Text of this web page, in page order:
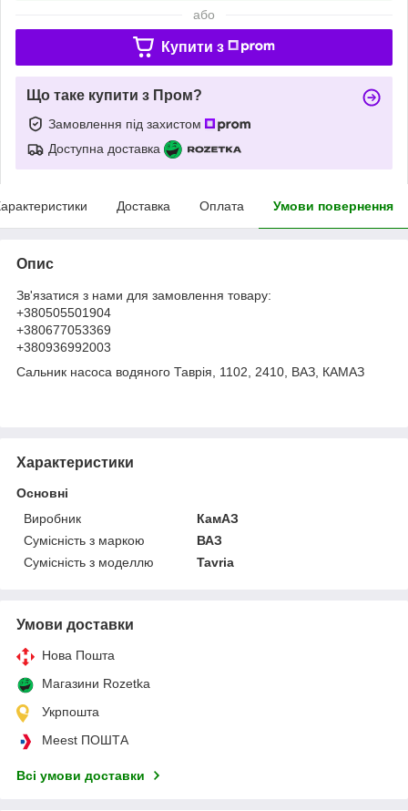
або
Купити з
Що таке купити з Пром?
Замовлення під захистом
Доступна доставка
Доставка Оплата Умови повернення
Опис
Зв'язатися з нами для замовлення товару:
+380505501904
+380677053369
+380936992003
Сальник насоса водяного Таврія, 1102, 2410, ВАЗ, КАМАЗ
Характеристики
Основні
Виробник
КамАЗ
Сумісність з маркою
ВАЗ
Сумісність з моделлю
Tavria
Умови доставки
Нова Пошта
Магазини Rozetka
Укрпошта
Meest ПОШТА
Всі умови доставки